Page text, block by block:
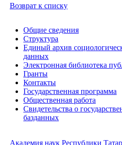
Возврат к списку
Общие сведения
Структура
Единый архив
данных
Электронная библиотека
Гранты
Контакты
Государственная программа
Общественная работа
Свидетельства о
базданных
Академия наук Республики